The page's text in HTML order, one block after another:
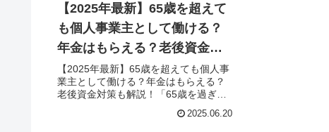
【2025年最新】65歳を超えて
も個人事業主として働ける？
年金はもらえる？老後資金対
策も解説！
【2025年最新】65歳を超えても個人事
業主として働ける？年金はもらえる？
老後資金対策も解説！「65歳を過ぎて
れるの？本当にもらえるの？」そんな
2025.06.20